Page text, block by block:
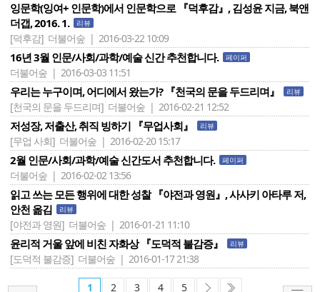
잉문학(잉여+ 인문학)에서 인문학으로 『덕후감』, 김성윤 지금, 북앤
더갭, 2016. 1.
리뷰
[덕후감] 더불어숲 | 2016-03-22 10:09
16년 3월 인문/사회/과학/예술 신간 추천합니다. 페이퍼
더불어숲 | 2016-03-03 11:51
우리는 누구이며, 어디에서 왔는가? 『천국의 문을 두드리며』 리뷰
[천국의 문을 두드리며] 더불어숲 | 2016-02-21 12:52
저성장, 저출산, 취직 빙하기 『무업사회』 리뷰
[무업 사회] 더불어숲 | 2016-02-20 15:17
2월 인문/사회/과학/예술 신간도서 추천합니다. 페이퍼
더불어숲 | 2016-02-02 13:56
읽고 쓰는 모든 행위에 대한 성찰 『야전과 영원』, 사사키 아타루 저,
안천 옮김
리뷰
[야전과 영원] 더불어숲 | 2016-01-21 11:10
윤리적 거울 앞에 비친 자화상 『도덕적 불감증』 리뷰
[도덕적 불감증] 더불어숲 | 2016-01-17 21:38
1 2 3 4 5